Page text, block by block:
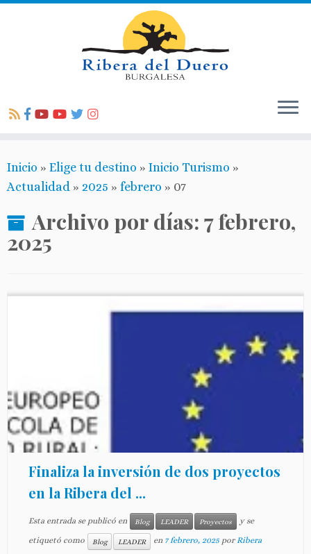
Inicio » Elige tu destino » Inicio Turismo »
Actualidad » 2025 » febrero » 07
Archivo por días:7 febrero,
2025
Finaliza la inversión de dos proyectos
en la Ribera del ...
Esta entrada se publicó en Blog LEADER Proyectos y se
etiquetó como Blog LEADER en 7 febrero, 2025 porRibera